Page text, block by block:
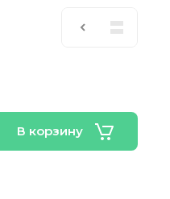
В корзину